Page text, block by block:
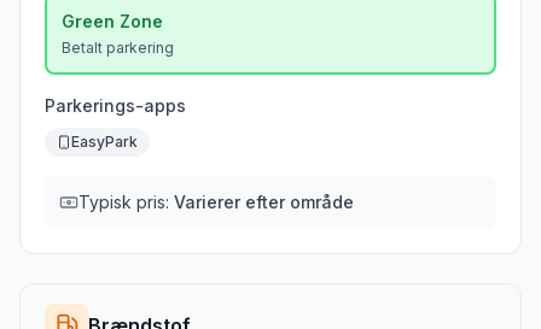
Green Zone
Betalt parkering
Parkerings-apps
EasyPark
Typisk pris: Varierer efter område